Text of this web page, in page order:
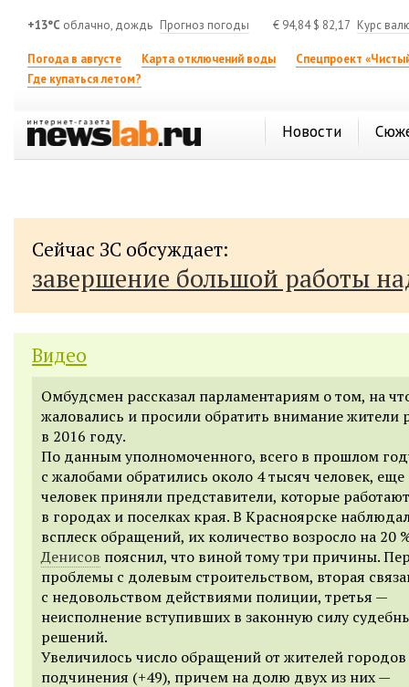
+13°C облачно, дождь Прогноз погоды € 94,84$ 82,17 Курс
Погода в августе Карта отключений воды
Спецпроект
Где купаться летом?
Новости
Сейчас ЗС обсуждает:
завершение большой работы
Видео
Омбудсмен рассказал парламентариям о том, на
жаловались и просили обратить внимание жители
в 2016 году.
По данным уполномоченного, всего в прошлом
с жалобами обратились около 4 тысяч человек, еще
человек приняли представители, которые работают
в городах и поселках края. В Красноярске
всплеск обращений, их количество возросло на 20
Денисов пояснил, что виной тому три причины.
проблемы с долевым строительством, вторая
с недовольством действиями полиции, третья —
неисполнение вступивших в законную силу
решений.
Увеличилось число обращений от жителей городов
подчинения (+49), причем на долю двух из них —